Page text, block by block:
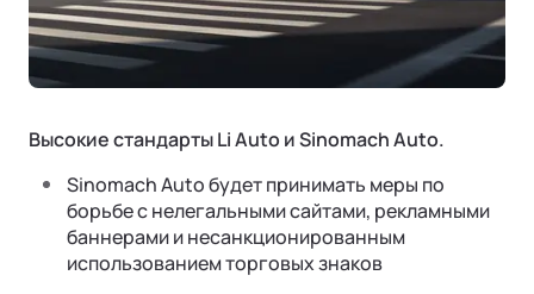
Ли Л6 | Li L6
Городской 5-местный кроссовер
Подробнее
Корпоративным клиентам
ФИНАНСЫ И УСЛУГИ
Финансовые программы
Трейд-ин
Руководства по эксплуатации
Акустический комфорт (NVH)
Интеллектуальные ассистенты
Операционная система
Контакты
Высокие стандарты Li Auto и Sinomach Auto.
Sinomach Auto будет принимать меры по
борьбе с нелегальными сайтами, рекламными
баннерами и несанкционированным
использованием торговых знаков